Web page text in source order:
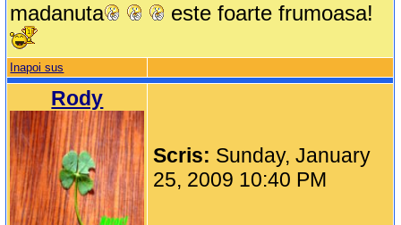
madanuta este foarte frumoasa!
Inapoi sus
Rody
Scris: Sunday, January
25, 2009 10:40 PM